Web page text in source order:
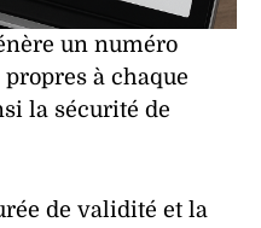
un numéro
propres à chaque
la sécurité de
de validité et la